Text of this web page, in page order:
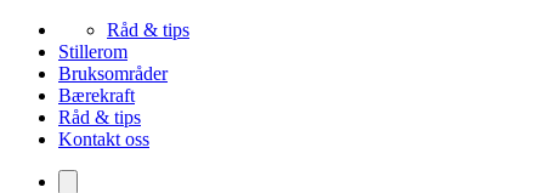
Råd & tips
Stillerom
Bruksområder
Bærekraft
Råd & tips
Kontakt oss